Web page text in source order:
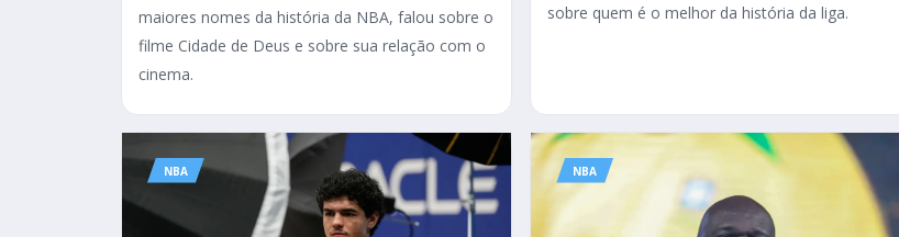
maiores nomes da história da NBA, falou sobre o
filme Cidade de Deus e sobre sua relação com o
cinema.
sobre quem é o melhor da história da liga.
NBA NBA